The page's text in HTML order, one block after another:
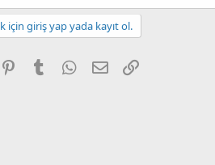
için giriş yap yada kayıt ol.
PinterestTumblr WhatsApp
E-posta